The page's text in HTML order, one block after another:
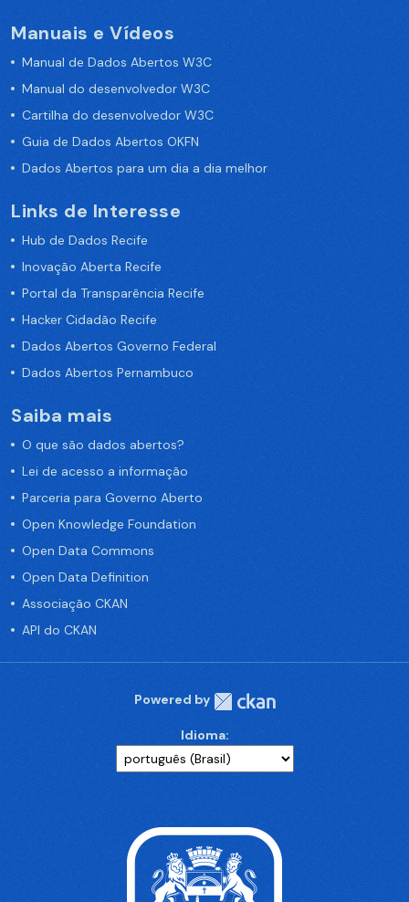
Manuais e Vídeos
Manual de Dados Abertos W3C
Manual do desenvolvedor W3C
Cartilha do desenvolvedor W3C
Guia de Dados Abertos OKFN
Dados Abertos para um dia a dia melhor
Links de Interesse
Hub de Dados Recife
Inovação Aberta Recife
Portal da Transparência Recife
Hacker Cidadão Recife
Dados Abertos Governo Federal
Dados Abertos Pernambuco
Saiba mais
O que são dados abertos?
Lei de acesso a informação
Parceria para Governo Aberto
Open Knowledge Foundation
Open Data Commons
Open Data Definition
Associação CKAN
API do CKAN
Powered by
Idioma